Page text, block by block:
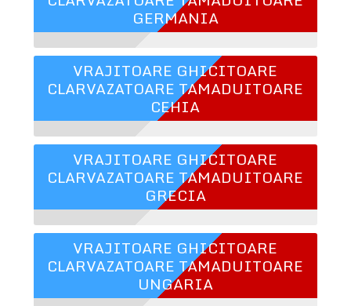
GERMANIA
VRAJITOARE GHICITOARE
CLARVAZATOARE TAMADUITOARE
CEHIA
VRAJITOARE GHICITOARE
CLARVAZATOARE TAMADUITOARE
GRECIA
VRAJITOARE GHICITOARE
CLARVAZATOARE TAMADUITOARE
UNGARIA